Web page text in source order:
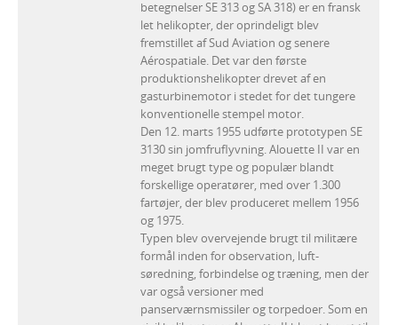
betegnelser SE 313 og SA 318) er en fransk
let helikopter, der oprindeligt blev
fremstillet af Sud Aviation og senere
Aérospatiale. Det var den første
produktionshelikopter drevet af en
gasturbinemotor i stedet for det tungere
konventionelle stempel motor.
Den 12. marts 1955 udførte prototypen SE
3130 sin jomfruflyvning. Alouette II var en
meget brugt type og populær blandt
forskellige operatører, med over 1.300
fartøjer, der blev produceret mellem 1956
og 1975.
Typen blev overvejende brugt til militære
formål inden for observation, luft-
søredning, forbindelse og træning, men der
var også versioner med
panserværnsmissiler og torpedoer. Som en